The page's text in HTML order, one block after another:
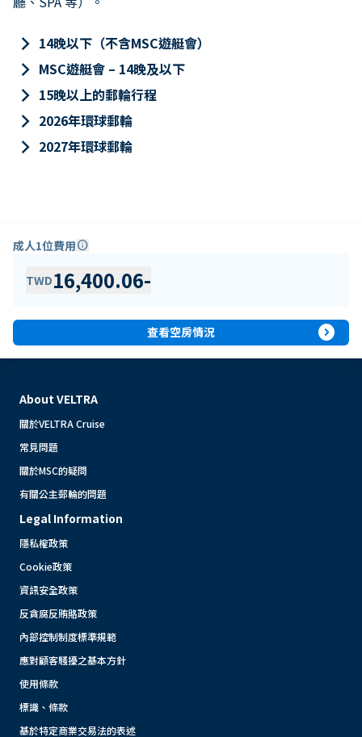
keyboard_arrow_right 14晚以下（不含MSC遊艇會）
keyboard_arrow_right MSC遊艇會 – 14晚及以下
keyboard_arrow_right 15晚以上的郵輪行程
keyboard_arrow_right 2026年環球郵輪
keyboard_arrow_right 2027年環球郵輪
成人1位費用info
TWD16,400.06-
查看空房情況 expand_circle_right
About VELTRA
關於VELTRA Cruise
常見問題
關於MSC的疑問
有關公主郵輪的問題
Legal Information
隱私權政策
Cookie政策
資訊安全政策
反貪腐反賄賂政策
內部控制制度標準規範
應對顧客騷擾之基本方針
使用條款
標識、條款
基於特定商業交易法的表述